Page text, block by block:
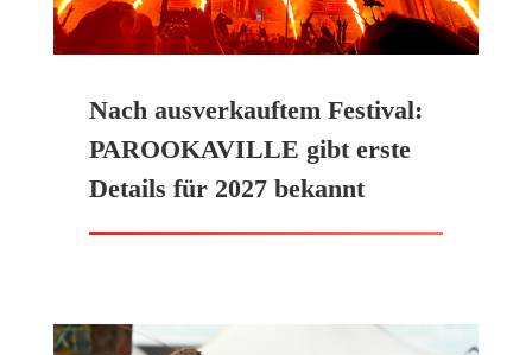
Nach ausverkauftem Festival:
PAROOKAVILLE gibt erste
Details für 2027 bekannt